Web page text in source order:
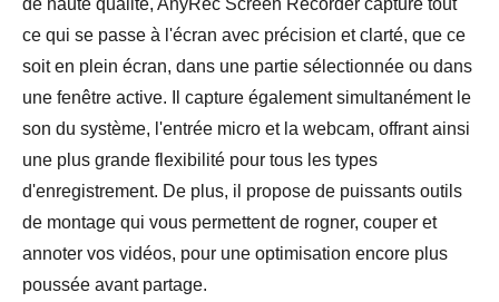
de haute qualité, AnyRec Screen Recorder capture tout
ce qui se passe à l'écran avec précision et clarté, que ce
soit en plein écran, dans une partie sélectionnée ou dans
une fenêtre active. Il capture également simultanément le
son du système, l'entrée micro et la webcam, offrant ainsi
une plus grande flexibilité pour tous les types
d'enregistrement. De plus, il propose de puissants outils
de montage qui vous permettent de rogner, couper et
annoter vos vidéos, pour une optimisation encore plus
poussée avant partage.